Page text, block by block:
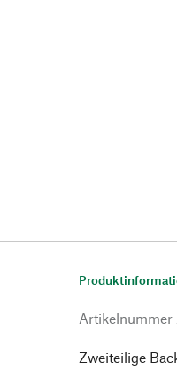
Artikelnummer
Zweiteilige